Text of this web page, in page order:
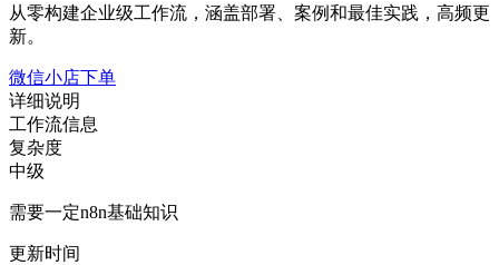
从零构建企业级工作流，涵盖部署、案例和最佳实践，高频更
新。
微信小店下单
详细说明
工作流信息
复杂度
中级
需要一定n8n基础知识
更新时间